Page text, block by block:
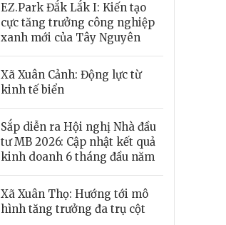
EZ.Park Đắk Lắk I: Kiến tạo
cực tăng trưởng công nghiệp
xanh mới của Tây Nguyên
Xã Xuân Cảnh: Động lực từ
kinh tế biển
Sắp diễn ra Hội nghị Nhà đầu
tư MB 2026: Cập nhật kết quả
kinh doanh 6 tháng đầu năm
Xã Xuân Thọ: Hướng tới mô
hình tăng trưởng đa trụ cột